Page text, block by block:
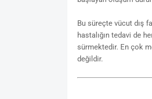
Bu süreçte vücut dış
hastalığın tedavi de
sürmektedir. En çok
değildir.